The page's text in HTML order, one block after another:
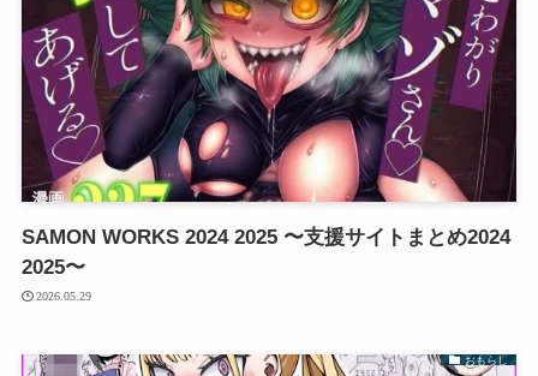
SAMON WORKS 2024 2025 〜支援サイトまとめ2024
2025〜
2026.05.29
おもらし